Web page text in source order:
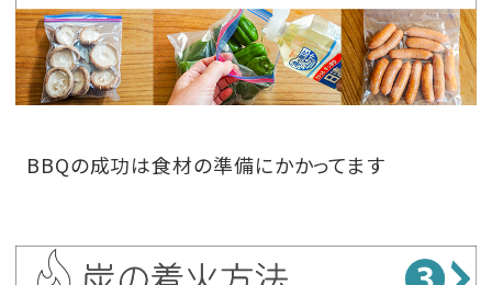
BBQの成功は食材の準備にかかってます